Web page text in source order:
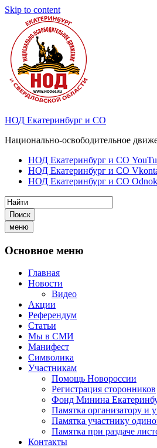
Skip to content
НОД Екатеринбург и СО
Национально-освободительное
НОД Екатеринбург и СО
НОД Екатеринбург и СО
НОД Екатеринбург и СО
Поиск
меню
Основное меню
Главная
Новости
Видео
Акции
Референдум
Статьи
Мы в СМИ
Манифест
Символика
Участникам
Помощь Новороссии
Регистрация сторонников
Фонд Минина
Памятка организатору и
Памятка участнику
Памятка при раздаче
Контакты